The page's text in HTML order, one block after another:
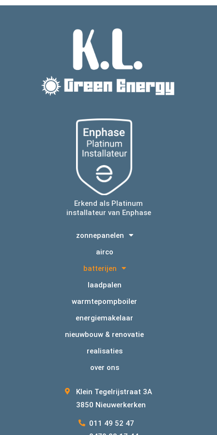
Erkend als Platinum
installateur van Enphase
zonnepanelen
airco
batterijen
laadpalen
warmtepompboiler
energiemakelaar
nieuwbouw & renovatie
realisaties
over ons
Klein Tegelrijstraat 3A
3850 Nieuwerkerken
011 49 52 47